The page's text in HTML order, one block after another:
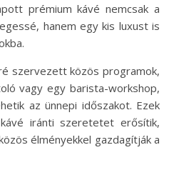
prémium kávé nemcsak a
hanem egy kis luxust is
szervezett közös programok,
vagy egy barista-workshop,
az ünnepi időszakot. Ezek
iránti szeretetet erősítik,
élményekkel gazdagítják a